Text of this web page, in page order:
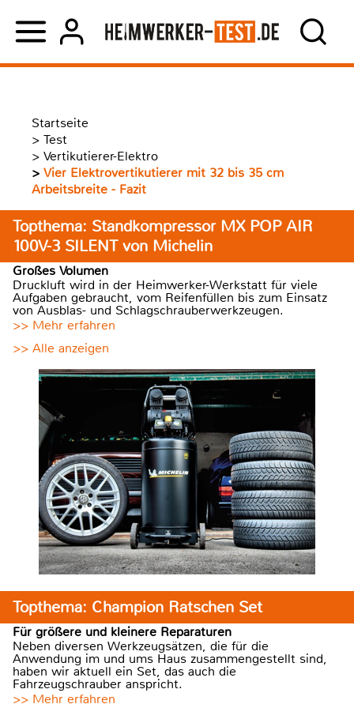
Startseite
> Test
> Vertikutierer-Elektro
> Vier Elektrovertikutierer mit 32 bis 35 cm
Arbeitsbreite - Fazit
Topthema: Standkompressor MX POP AIR
100V-3 SILENT von Michelin
Großes Volumen
Druckluft wird in der Heimwerker-Werkstatt für viele
Aufgaben gebraucht, vom Reifenfüllen bis zum Einsatz
von Ausblas- und Schlagschrauberwerkzeugen.
>> Mehr erfahren
>> Alle anzeigen
Topthema: Champion Ratschen Set
Für größere und kleinere Reparaturen
Neben diversen Werkzeugsätzen, die für die
Anwendung im und ums Haus zusammengestellt sind,
haben wir aktuell ein Set, das auch die
Fahrzeugschrauber anspricht.
>> Mehr erfahren